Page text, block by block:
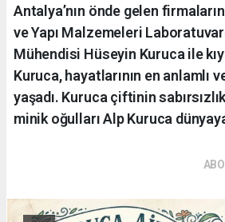
Antalya’nın önde gelen
ve Yapı Malzemeleri
Mühendisi Hüseyin Kuruca ile
Kuruca, hayatlarının en anlamlı
yaşadı. Kuruca çiftinin
minik oğulları Alp Kuruca